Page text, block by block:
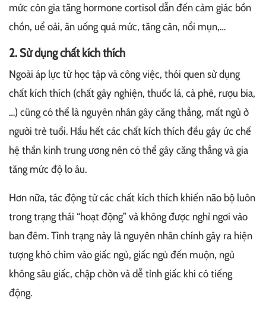
mức còn gia tăng hormone cortisol dẫn đến cảm giác bồn
chồn, uể oải, ăn uống quá mức, tăng cân, nổi mụn,…
2. Sử dụng chất kích thích
Ngoài áp lực từ học tập và công việc, thói quen sử dụng
chất kích thích (chất gây nghiện, thuốc lá, cà phê, rượu bia,
…) cũng có thể là nguyên nhân gây căng thẳng, mất ngủ ở
người trẻ tuổi. Hầu hết các chất kích thích đều gây ức chế
hệ thần kinh trung ương nên có thể gây căng thẳng và gia
tăng mức độ lo âu.
Hơn nữa, tác động từ các chất kích thích khiến não bộ luôn
trong trạng thái “hoạt động” và không được nghỉ ngơi vào
ban đêm. Tình trạng này là nguyên nhân chính gây ra hiện
tượng khó chìm vào giấc ngủ, giấc ngủ đến muộn, ngủ
không sâu giấc, chập chờn và dễ tỉnh giấc khi có tiếng
động.